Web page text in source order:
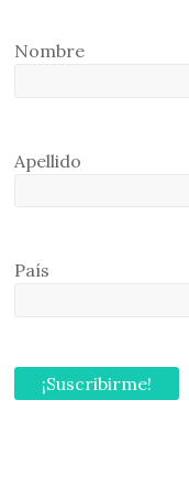
Nombre
Apellido
País